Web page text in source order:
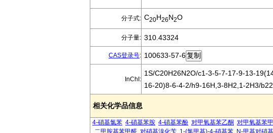
分子式: C20H26N2O
分子量: 310.43324
CAS登录号: 100633-57-6
InChI:
1S/C20H26N2O/c1-3-5-7-17-9-13-
16-20)8-6-4-2/h9-16H,3-8H2,1-2H3/
相关化学品信息
4-硝基氯苯 4-硝基苯胺 4-硝基苯酚 对甲氧基苯乙酮 对甲氧基苯
二甲胺基苯甲醛 对硝基溴化苄 1-(氯甲基)-4-硝基苯 N-甲基对硝